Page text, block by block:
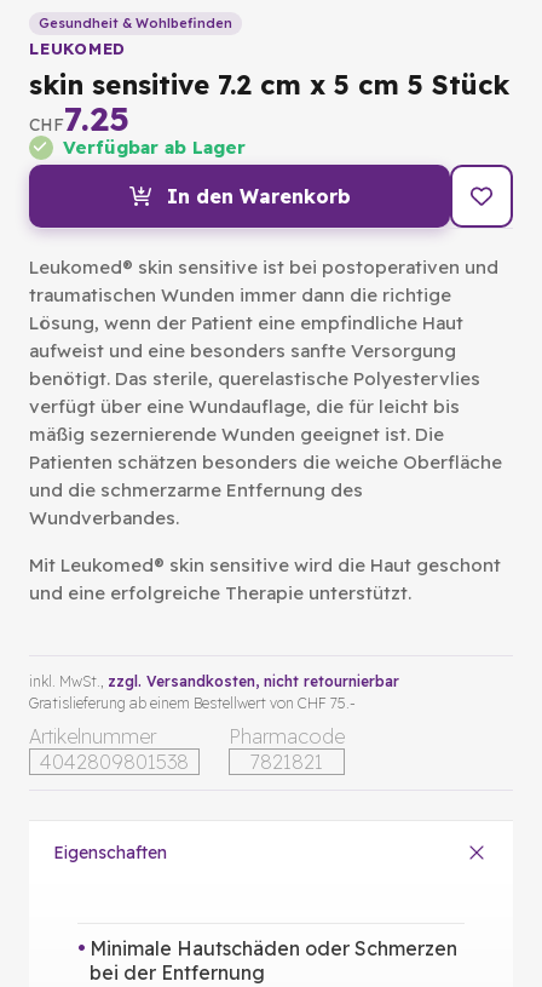
Gesundheit & Wohlbefinden
LEUKOMED
skin sensitive 7.2 cm x 5 cm 5 Stück
CHF7.25
Verfügbar ab Lager
In den Warenkorb
Leukomed® skin sensitive ist bei postoperativen und
traumatischen Wunden immer dann die richtige
Lösung, wenn der Patient eine empfindliche Haut
aufweist und eine besonders sanfte Versorgung
benötigt. Das sterile, querelastische Polyestervlies
verfügt über eine Wundauflage, die für leicht bis
mäßig sezernierende Wunden geeignet ist. Die
Patienten schätzen besonders die weiche Oberfläche
und die schmerzarme Entfernung des
Wundverbandes.
Mit Leukomed® skin sensitive wird die Haut geschont
und eine erfolgreiche Therapie unterstützt.
Artikelnummer
4042809801538
Pharmacode
7821821
inkl. MwSt., zzgl. Versandkosten, nicht retournierbar
Gratislieferung ab einem Bestellwert von CHF 75.-
Eigenschaften
Minimale Hautschäden oder Schmerzen
bei der Entfernung